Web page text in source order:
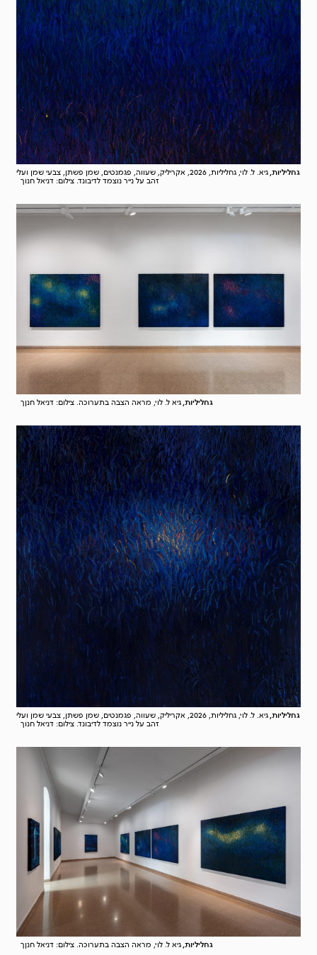
גחליליות,
גיא. ל. לוי, גחליליות, 2026, אקריליק, שעווה, פגמנטים, שמן פשתן, צבעי שמן ועלי
זהב על נייר נוצמד לדיבונד. צילום: דניאל חנוך
גחליליות, גיא ל. לוי, מראה הצבה בתערוכה. צילום: דניאל חנןך
גחליליות,
גיא. ל. לוי, גחליליות, 2026, אקריליק, שעווה, פגמנטים, שמן פשתן, צבעי שמן ועלי
זהב על נייר נוצמד לדיבונד. צילום: דניאל חנוך
גחליליות, גיא ל. לוי, מראה הצבה בתערוכה. צילום: דניאל חנןך